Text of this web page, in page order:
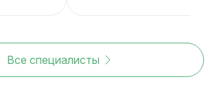
Все специалисты